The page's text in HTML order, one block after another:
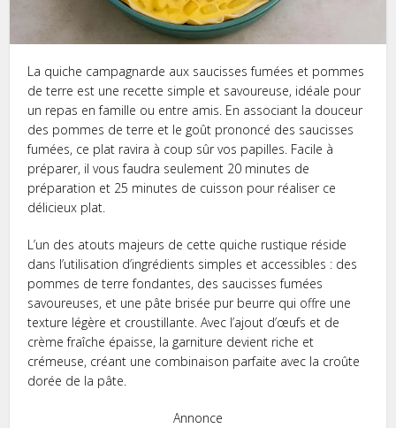
La quiche campagnarde aux saucisses fumées et pommes
de terre est une recette simple et savoureuse, idéale pour
un repas en famille ou entre amis. En associant la douceur
des pommes de terre et le goût prononcé des saucisses
fumées, ce plat ravira à coup sûr vos papilles. Facile à
préparer, il vous faudra seulement 20 minutes de
préparation et 25 minutes de cuisson pour réaliser ce
délicieux plat.
L’un des atouts majeurs de cette quiche rustique réside
dans l’utilisation d’ingrédients simples et accessibles : des
pommes de terre fondantes, des saucisses fumées
savoureuses, et une pâte brisée pur beurre qui offre une
texture légère et croustillante. Avec l’ajout d’œufs et de
crème fraîche épaisse, la garniture devient riche et
crémeuse, créant une combinaison parfaite avec la croûte
dorée de la pâte.
Annonce